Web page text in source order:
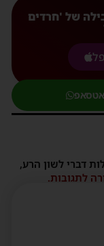
של 'חרדים
דברי לשון הרע,
לתגובות.